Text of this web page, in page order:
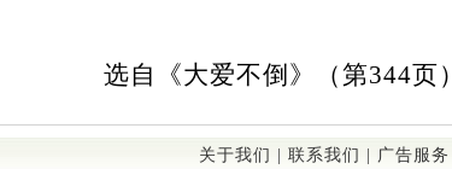
大爱不倒》（第344页）
关于我们 联系我们 广告服务